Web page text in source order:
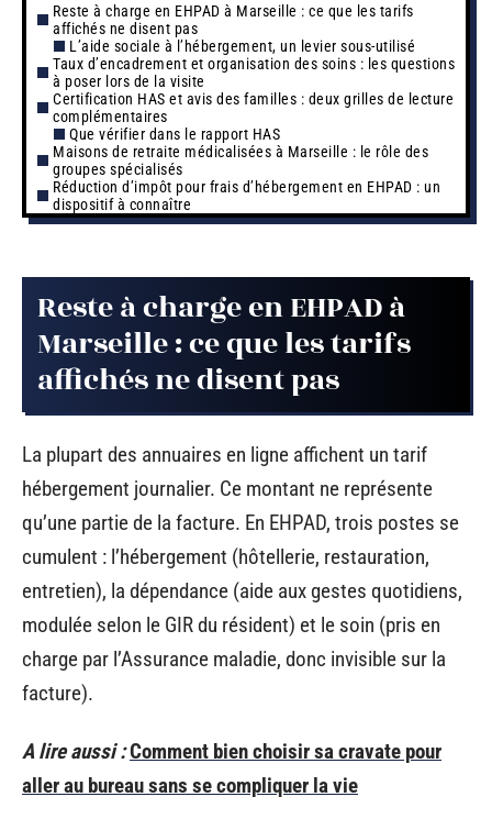
Reste à charge en EHPAD à Marseille : ce que les tarifs
affichés ne disent pas
L’aide sociale à l’hébergement, un levier sous-utilisé
Taux d’encadrement et organisation des soins : les questions
à poser lors de la visite
Certification HAS et avis des familles : deux grilles de lecture
complémentaires
Que vérifier dans le rapport HAS
Maisons de retraite médicalisées à Marseille : le rôle des
groupes spécialisés
Réduction d’impôt pour frais d’hébergement en EHPAD : un
dispositif à connaître
Reste à charge en EHPAD à
Marseille : ce que les tarifs
affichés ne disent pas
La plupart des annuaires en ligne affichent un tarif
hébergement journalier. Ce montant ne représente
qu’une partie de la facture. En EHPAD, trois postes se
cumulent : l’hébergement (hôtellerie, restauration,
entretien), la dépendance (aide aux gestes quotidiens,
modulée selon le GIR du résident) et le soin (pris en
charge par l’Assurance maladie, donc invisible sur la
facture).
A lire aussi :Comment bien choisir sa cravate pour
aller au bureau sans se compliquer la vie